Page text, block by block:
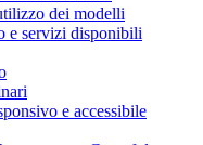
dei modelli
e servizi disponibili
e accessibile